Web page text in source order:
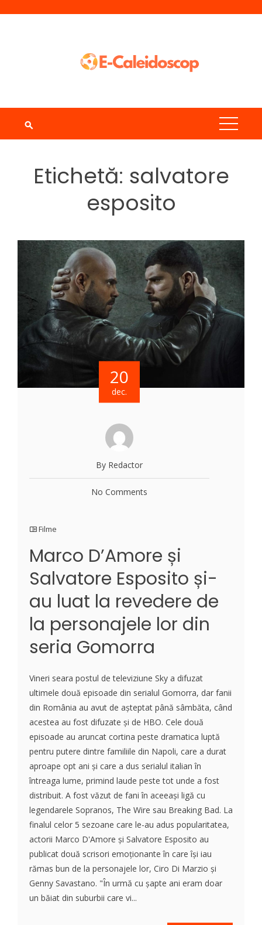
Etichetă: salvatore
esposito
20
dec.
By Redactor
No Comments
Filme
Marco D’Amore și
Salvatore Esposito și-
au luat la revedere de
la personajele lor din
seria Gomorra
Vineri seara postul de televiziune Sky a difuzat
ultimele două episoade din serialul Gomorra, dar fanii
din România au avut de așteptat până sâmbăta, când
acestea au fost difuzate și de HBO. Cele două
episoade au aruncat cortina peste dramatica luptă
pentru putere dintre familiile din Napoli, care a durat
aproape opt ani și care a dus serialul italian în
întreaga lume, primind laude peste tot unde a fost
distribuit. A fost văzut de fani în aceeași ligă cu
legendarele Sopranos, The Wire sau Breaking Bad. La
finalul celor 5 sezoane care le-au adus popularitatea,
actorii Marco D'Amore și Salvatore Esposito au
publicat două scrisori emoționante în care își iau
rămas bun de la personajele lor, Ciro Di Marzio și
Genny Savastano. "În urmă cu șapte ani eram doar
un băiat din suburbii care vi...